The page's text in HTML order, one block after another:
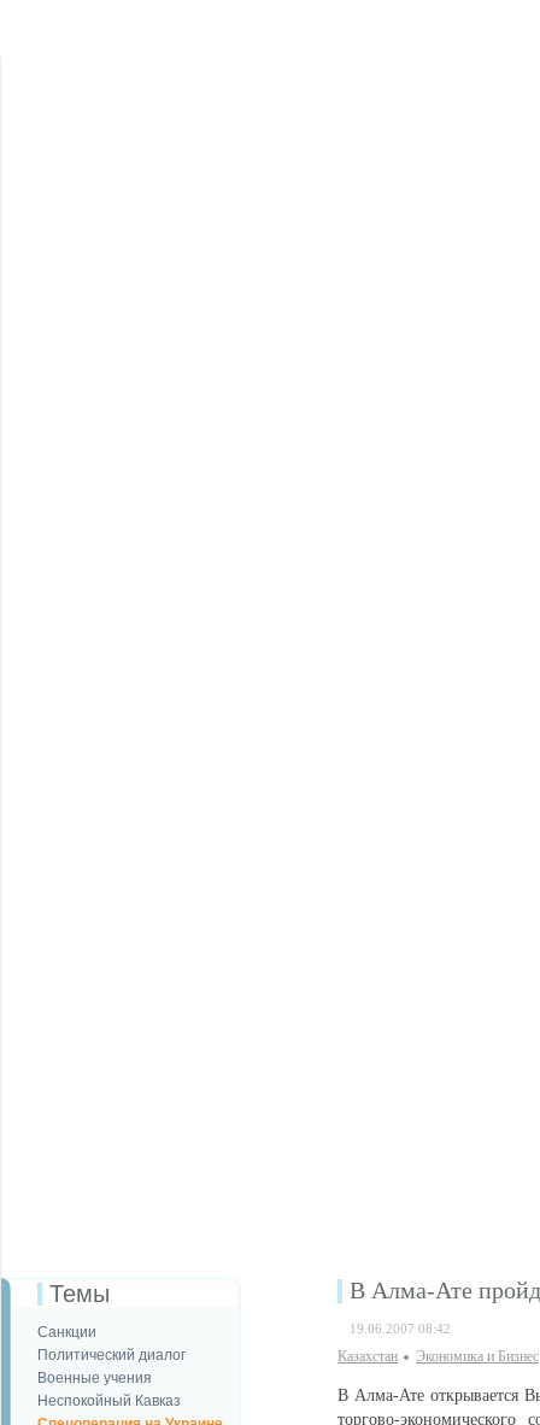
Темы
Санкции
Политический диалог
Военные учения
Неспокойный Кавказ
В Алма-Ате
19.06.2007 08:42
Казахстан Экономика и Бизнес
В Алма-Ате открывается
торгово-экономического